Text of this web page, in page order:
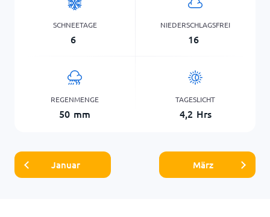
SCHNEETAGE
6
NIEDERSCHLAGSFREI
16
REGENMENGE
50 mm
TAGESLICHT
4,2 Hrs
Januar März